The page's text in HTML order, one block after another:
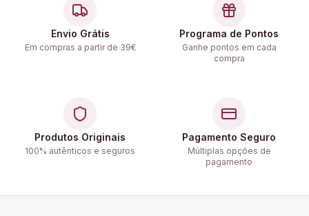
Envio Grátis
Em compras a partir de 39€
Programa de Pontos
Ganhe pontos em cada
compra
Produtos Originais
100% autênticos e seguros
Pagamento Seguro
Múltiplas opções de
pagamento